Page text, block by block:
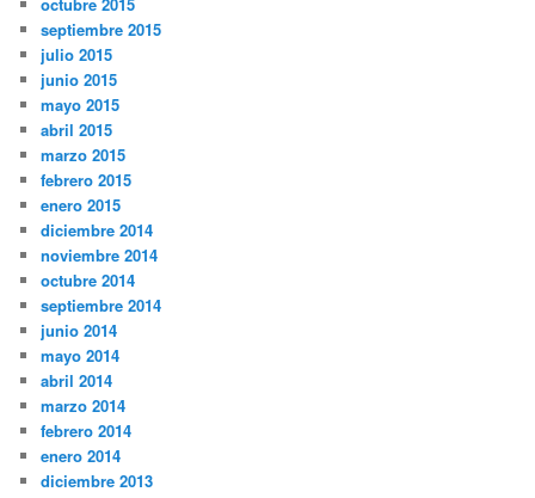
septiembre 2015
julio 2015
junio 2015
mayo 2015
abril 2015
marzo 2015
febrero 2015
enero 2015
diciembre 2014
noviembre 2014
octubre 2014
septiembre 2014
junio 2014
mayo 2014
abril 2014
marzo 2014
febrero 2014
enero 2014
diciembre 2013